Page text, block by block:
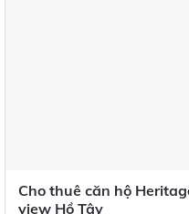
Cho thuê căn hộ
view Hồ Tây